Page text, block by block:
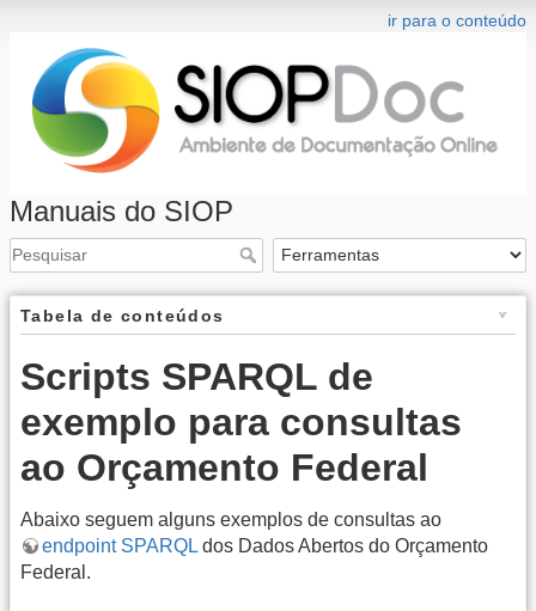
ir para o conteúdo
Manuais do SIOP
Tabela de conteúdos
Scripts SPARQL de
exemplo para consultas
ao Orçamento Federal
Abaixo seguem alguns exemplos de consultas ao
endpoint SPARQL dos Dados Abertos do Orçamento
Federal.